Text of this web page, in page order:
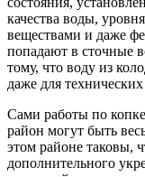
качества воды,
веществами и даже
попадают в сточные
тому, что воду из
даже для
Сами работы по
район могут быть
этом районе таковы,
дополнительного